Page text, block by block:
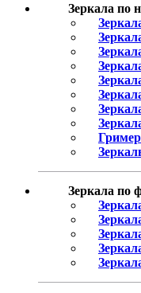
Зеркала по
Зеркала по